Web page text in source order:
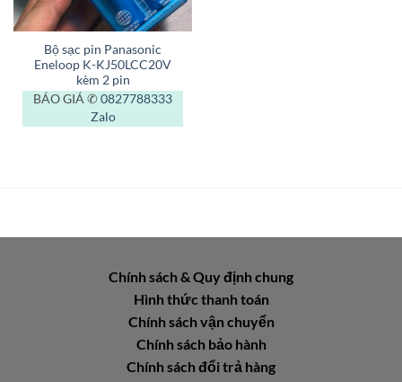
Bộ sạc pin Panasonic
Eneloop K-KJ50LCC20V
kèm 2 pin
BÁO GIÁ ✆ 0827788333
Zalo
Chính sách & Quy định chung
Hình thức thanh toán
Chính sách vận chuyển
Chính sách bảo hành
Chính sách đổi trả hàng